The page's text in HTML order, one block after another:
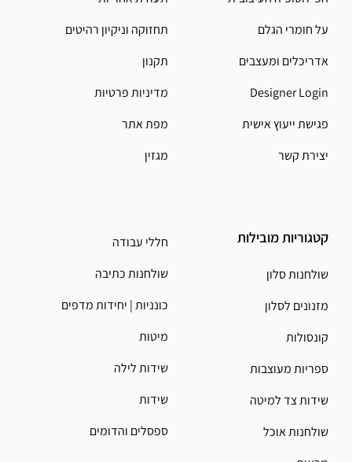
על חומרי הגלם
אדריכלים ומעצבים
Designer Login
פגישת ייעוץ אישית
יצירת קשר
קטגוריות מובילות
שולחנות סלון
מזנונים לסלון
קונסולות
ספריות מעוצבות
שידות צד למיטה
שולחנות אוכל
תחזוקה וניקיון רהיטים
תקנון
מדיניות פרטיות
מפת אתר
מגזין
חללי עבודה
שולחנות כתיבה
כונניות | יחידות מדפים
מיטות
שידות לילה
שידות
ספסלים והדומים